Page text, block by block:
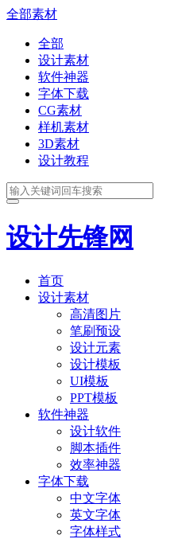
全部素材
全部
设计素材
软件神器
字体下载
CG素材
样机素材
3D素材
设计教程
设计先锋网
首页
设计素材
高清图片
笔刷预设
设计元素
设计模板
UI模板
PPT模板
软件神器
设计软件
脚本插件
效率神器
字体下载
中文字体
英文字体
字体样式